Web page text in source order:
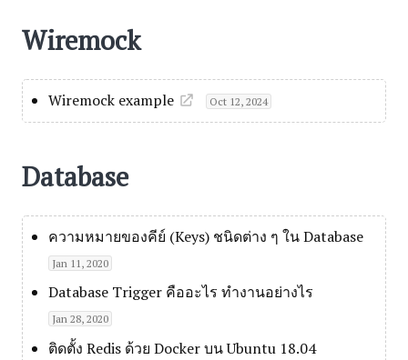
Wiremock
Wiremock example Oct 12, 2024
Database
ความหมายของคีย์ (Keys) ชนิดต่าง ๆ ใน Database
Jan 11, 2020
Database Trigger คืออะไร ทำงานอย่างไร
Jan 28, 2020
ติดตั้ง Redis ด้วย Docker บน Ubuntu 18.04